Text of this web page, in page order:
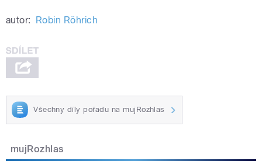
autor: Robin Röhrich
Všechny díly pořadu na mujRozhlas
mujRozhlas